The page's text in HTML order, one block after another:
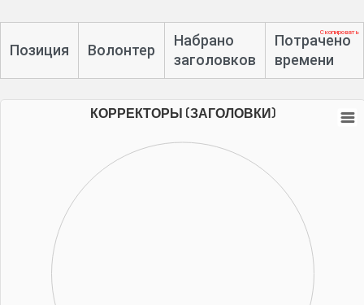
Позиция Волонтер
Набрано
заголовков
Потрачено
времени
Скопировать
КОРРЕКТОРЫ (ЗАГОЛОВКИ)